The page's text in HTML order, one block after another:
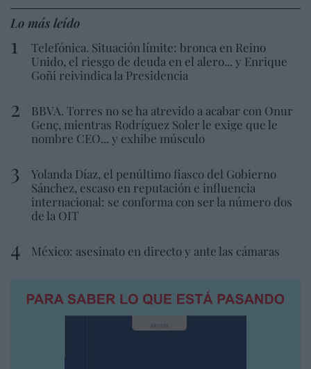
Lo más leído
Telefónica. Situación límite: bronca en Reino
Unido, el riesgo de deuda en el alero... y Enrique
Goñi reivindica la Presidencia
BBVA. Torres no se ha atrevido a acabar con Onur
Genç, mientras Rodríguez Soler le exige que le
nombre CEO... y exhibe músculo
Yolanda Díaz, el penúltimo fiasco del Gobierno
Sánchez, escaso en reputación e influencia
internacional: se conforma con ser la número dos
de la OIT
México: asesinato en directo y ante las cámaras